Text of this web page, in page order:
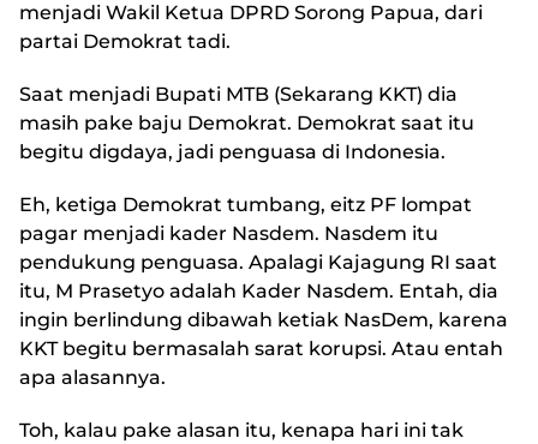
menjadi Wakil Ketua DPRD Sorong Papua, dari
partai Demokrat tadi.
Saat menjadi Bupati MTB (Sekarang KKT) dia
masih pake baju Demokrat. Demokrat saat itu
begitu digdaya, jadi penguasa di Indonesia.
Eh, ketiga Demokrat tumbang, eitz PF lompat
pagar menjadi kader Nasdem. Nasdem itu
pendukung penguasa. Apalagi Kajagung RI saat
itu, M Prasetyo adalah Kader Nasdem. Entah, dia
ingin berlindung dibawah ketiak NasDem, karena
KKT begitu bermasalah sarat korupsi. Atau entah
apa alasannya.
Toh, kalau pake alasan itu, kenapa hari ini tak